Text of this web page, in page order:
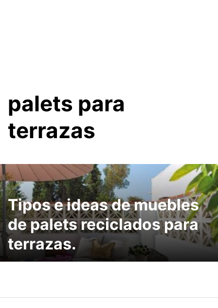
palets para
terrazas
Tipos e ideas de muebles
de palets reciclados para
terrazas.